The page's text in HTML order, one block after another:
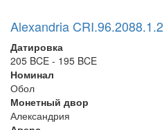
Alexandria CRI.96.2088.1.2
Датировка
205 BCE - 195 BCE
Номинал
Обол
Монетный двор
Александрия